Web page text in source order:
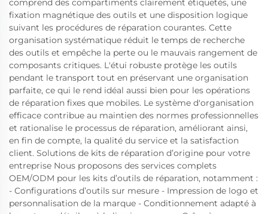
comprend des compartiments clairement étiquetés, une
fixation magnétique des outils et une disposition logique
suivant les procédures de réparation courantes. Cette
organisation systématique réduit le temps de recherche
des outils et empêche la perte ou le mauvais rangement de
composants critiques. L'étui robuste protège les outils
pendant le transport tout en préservant une organisation
parfaite, ce qui le rend idéal aussi bien pour les opérations
de réparation fixes que mobiles. Le système d'organisation
efficace contribue au maintien des normes professionnelles
et rationalise le processus de réparation, améliorant ainsi,
en fin de compte, la qualité du service et la satisfaction
client. Solutions de kits de réparation d’origine pour votre
entreprise Nous proposons des services complets
OEM/ODM pour les kits d’outils de réparation, notamment :
- Configurations d’outils sur mesure - Impression de logo et
personnalisation de la marque - Conditionnement adapté à